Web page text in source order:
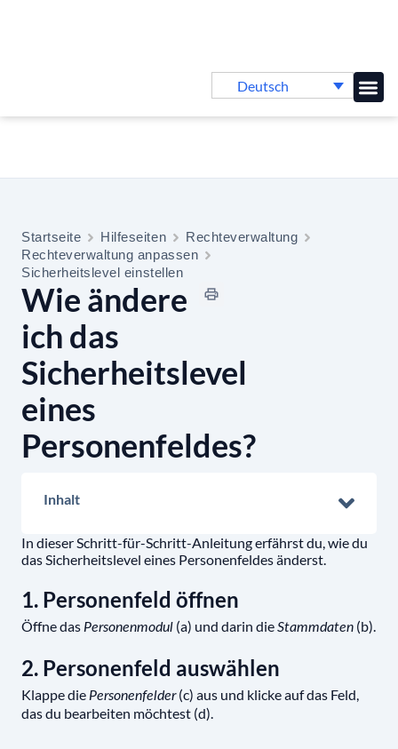
Deutsch
Startseite Hilfeseiten
Rechteverwaltung
Rechteverwaltung anpassen
Sicherheitslevel einstellen
Wie ändere
ich das
Sicherheitslevel
eines
Personenfeldes?
Inhalt
In dieser Schritt-für-Schritt-Anleitung erfährst du, wie du
das Sicherheitslevel eines Personenfeldes änderst.
1. Personenfeld öffnen
Öffne das Personenmodul (a) und darin dieStammdaten (b).
2. Personenfeld auswählen
Klappe die Personenfelder(c) aus und klicke auf das Feld,
das du bearbeiten möchtest (d).